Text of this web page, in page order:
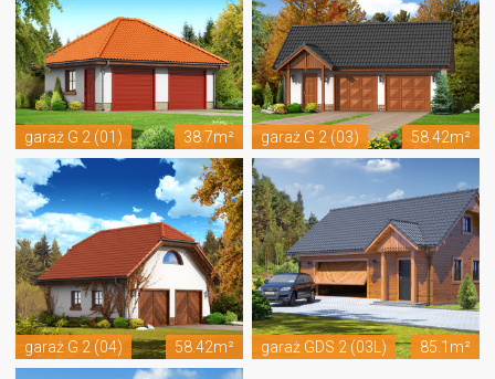
garaż G 2 (01) 38.7m² garaż G 2 (03) 58.42m²
garaż G 2 (04) 58.42m² garaż GDS 2 (03L) 85.1m²